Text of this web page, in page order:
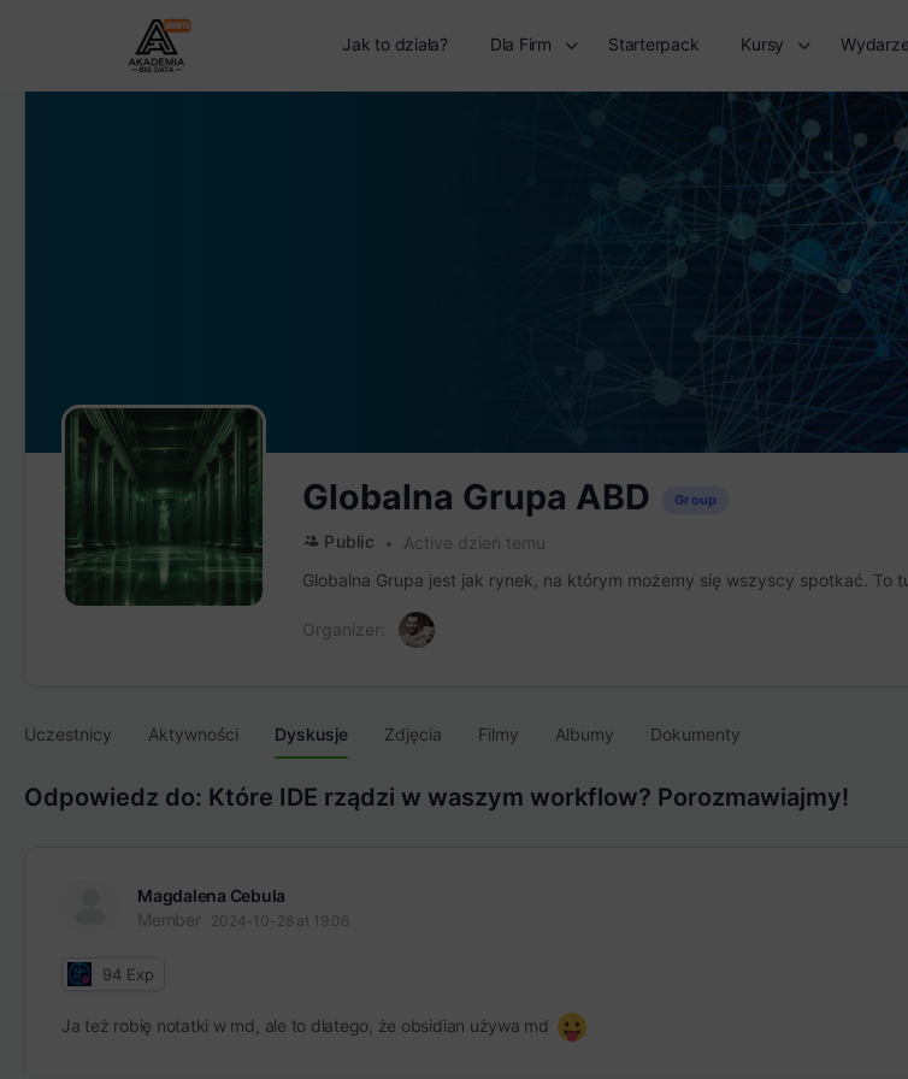
Jak to działa? Dla Firm Starterpack Kursy
Globalna Grupa ABD Group
Public
Active dzień temu
Globalna Grupa jest jak rynek, na którym możemy się wszyscy spotkać. To
Organizer:
Uczestnicy Aktywności Dyskusje Zdjęcia Filmy Albumy Dokumenty
Odpowiedz do: Które IDE rządzi w waszym workflow? Porozmawiajmy!
Magdalena Cebula
Member
2024-10-28 at 19:06
94 Exp
Ja też robię notatki w md, ale to dlatego, że obsidian używa md